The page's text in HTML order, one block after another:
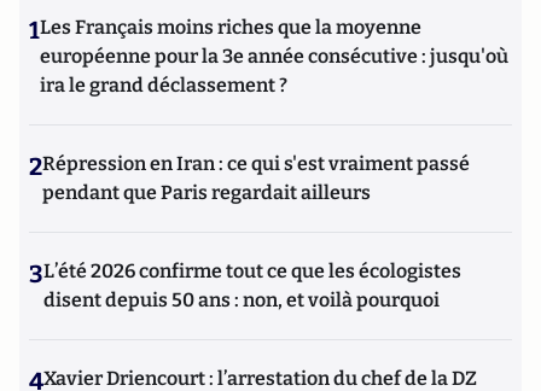
1Les Français moins riches que la moyenne
européenne pour la 3e année consécutive : jusqu'où
ira le grand déclassement ?
2Répression en Iran : ce qui s'est vraiment passé
pendant que Paris regardait ailleurs
3L’été 2026 confirme tout ce que les écologistes
disent depuis 50 ans : non, et voilà pourquoi
4Xavier Driencourt : l’arrestation du chef de la DZ